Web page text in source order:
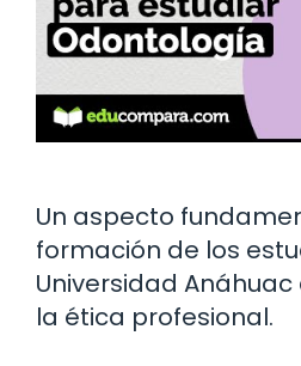
Un aspecto
formación de los
Universidad
la ética profesional.